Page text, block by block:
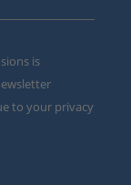
is
to your privacy